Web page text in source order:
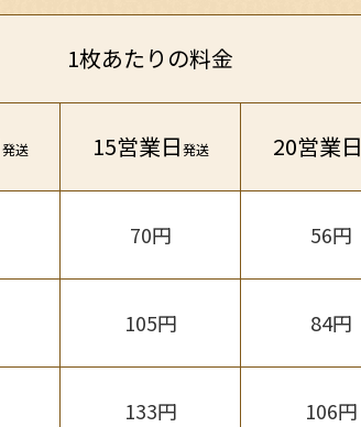
1枚あたりの料金
発送 15営業日発送 20営業日
70円 56円
105円 84円
133円 106円